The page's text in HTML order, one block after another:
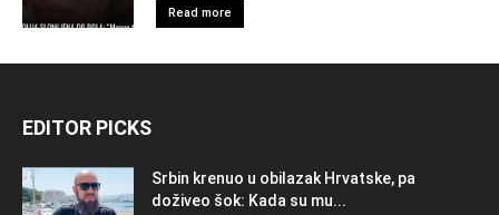
Read more
EDITOR PICKS
Srbin krenuo u obilazak Hrvatske, pa
doživeo šok: Kada su mu...